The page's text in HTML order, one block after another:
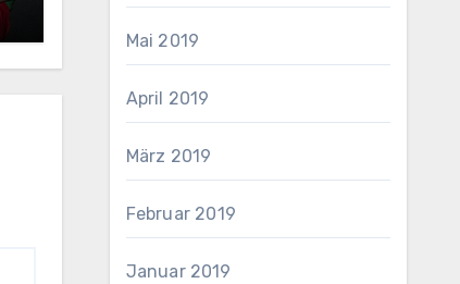
Mai 2019
April 2019
März 2019
Februar 2019
Januar 2019